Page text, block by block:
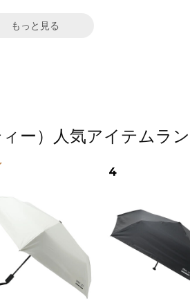
もっと見る
ー）人気アイテムラ
4